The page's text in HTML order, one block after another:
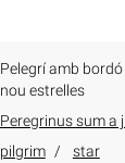
Pelegrí amb
nou estrelles
Peregrinus sum a
pilgrim star